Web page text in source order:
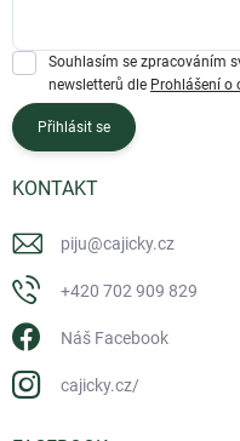
Souhlasím se zpracováním
newsletterů dle Prohlášení o
Přihlásit se
KONTAKT
piju@cajicky.cz
+420 702 909 829
Náš Facebook
cajicky.cz/